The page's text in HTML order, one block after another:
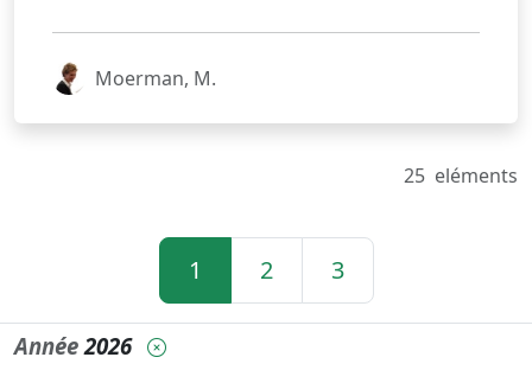
Moerman, M.
25 eléments
1 2 3
Année2026